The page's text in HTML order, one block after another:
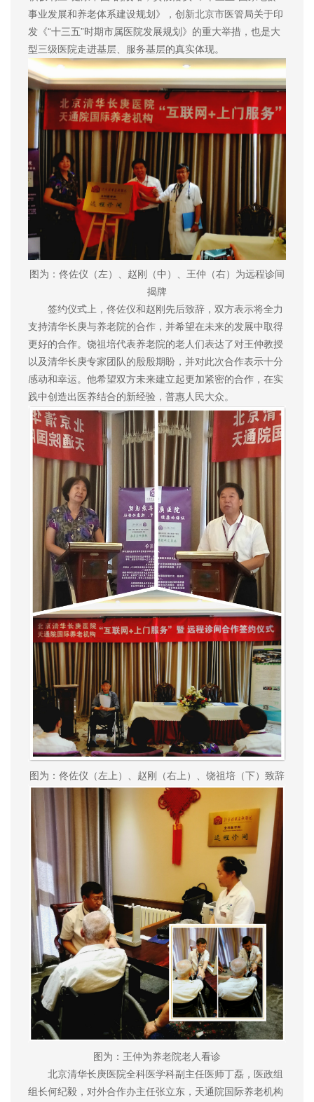
事业发展和养老体系建设规划》，创新北京市医管局关于印
发《“十三五”时期市属医院发展规划》的重大举措，也是大
型三级医院走进基层、服务基层的真实体现。
图为：佟佐仪（左）、赵刚（中）、王仲（右）为远程诊间
揭牌
签约仪式上，佟佐仪和赵刚先后致辞，双方表示将全力
支持清华长庚与养老院的合作，并希望在未来的发展中取得
更好的合作。饶祖培代表养老院的老人们表达了对王仲教授
以及清华长庚专家团队的殷殷期盼，并对此次合作表示十分
感动和幸运。他希望双方未来建立起更加紧密的合作，在实
践中创造出医养结合的新经验，普惠人民大众。
图为：佟佐仪（左上）、赵刚（右上）、饶祖培（下）致辞
图为：王仲为养老院老人看诊
北京清华长庚医院全科医学科副主任医师丁磊，医政组
组长何纪毅，对外合作办主任张立东，天通院国际养老机构